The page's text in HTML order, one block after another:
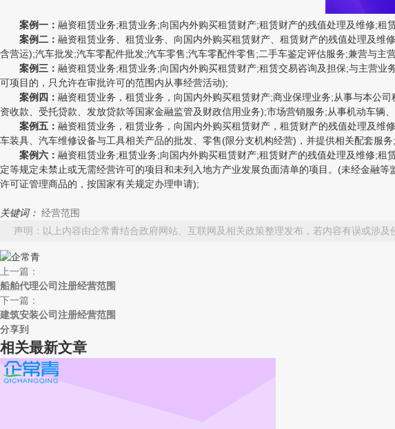
案例一： 融资租赁业务;租赁业务;向国内外购买租赁财产;租赁财产的残值处理及维修;租
案例二： 融资租赁业务、租赁业务、向国内外购买租赁财产、租赁财产的残值处理及
含营运);汽车批发;汽车零配件批发;汽车零售;汽车零配件零售;二手车鉴定评估服务;兼营与主
案例三： 融资租赁业务;租赁业务;向国内外购买租赁财产;租赁交易咨询及担保;与主营
可项目的，只允许在审批许可的范围内从事经营活动);
案例四： 融资租赁业务，租赁业务，向国内外购买租赁财产;商业保理业务;从事与本公
资收款、受托贷款、发放贷款等国家金融监管及财政信用业务);市场营销服务;从事机动车辆
案例五： 融资租赁业务，租赁业务，向国内外购买租赁财产，租赁财产的残值处理及
车装具、汽车维修设备与工具相关产品的批发、零售(限分支机构经营)，并提供相关配套服
案例六： 融资租赁业务;租赁业务;向国内外购买租赁财产;租赁财产的残值处理及维修;
定等规定未禁止或无需经营许可的项目和未列入地方产业发展负面清单的项目。(未经金融
许可证管理商品的，按国家有关规定办理申请);
关键词： 经营范围
声明：以上内容由企常青结合政府网站、互联网及相关政策整理发布，若内容有误或涉及
上一篇：
船舶代理公司注册经营范围
下一篇：
建筑安装公司注册经营范围
分享到
相关最新文章